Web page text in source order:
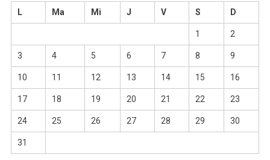
L
Ma Mi J V S D
1 2
3 4 5 6 7 8 9
10 11 12 13 14 15 16
17 18 19 20 21 22 23
24 25 26 27 28 29 30
31